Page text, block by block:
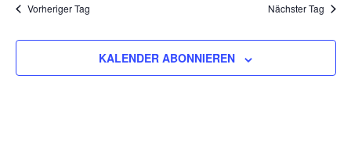
Vorheriger Tag Nächster Tag
KALENDER ABONNIEREN